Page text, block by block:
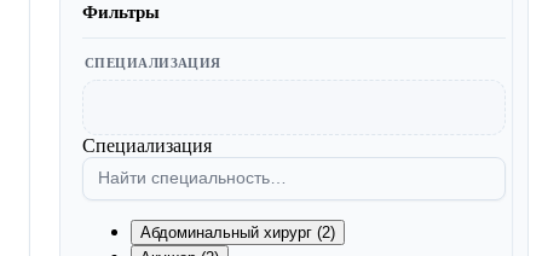
Фильтры
СПЕЦИАЛИЗАЦИЯ
Специализация
Абдоминальный хирург (2)